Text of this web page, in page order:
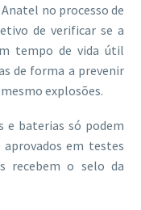
no processo de
de verificar se a
tempo de vida útil
de forma a prevenir
explosões.
e baterias só podem
em testes
recebem o selo da